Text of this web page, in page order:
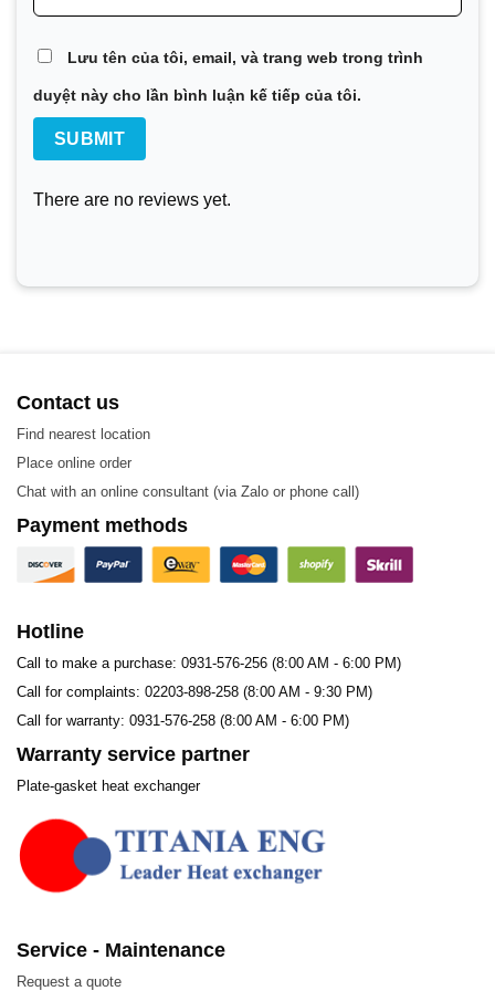
Chất bán dẫn và Điện tử
Thép
Xử lý nước và chất thải
1. Vật liệu
Các vật liệu được sử dụng trong sản xuất O-ring –
Gioăng tròn, bao gồm:
NBR (Nitrile Butadiene Rubber):Chịu dầu và chất
lỏng hydrocarbon tốt. Thường được sử dụng trong
EPDM (Ethylene Propylene Diene Monomer):
Lưu tên của tôi, email, và trang web trong trình
duyệt này cho lần bình luận kế tiếp của tôi.
There are no reviews yet.
Contact us
Find nearest location
Place online order
Chat with an online consultant (via Zalo or phone call)
Payment methods
Hotline
Call to make a purchase: 0931-576-256 (8:00 AM - 6:00 PM)
Call for complaints: 02203-898-258 (8:00 AM - 9:30 PM)
Call for warranty: 0931-576-258 (8:00 AM - 6:00 PM)
Warranty service partner
Plate-gasket heat exchanger
Service - Maintenance
Request a quote